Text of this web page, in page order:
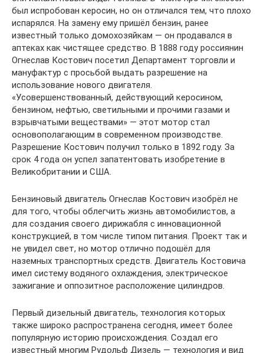
был испробован керосин, но он отличался тем, что плохо
испарялся. На замену ему пришёл бензин, ранее
известный только домохозяйкам — он продавался в
аптеках как чистящее средство. В 1888 году россиянин
Огнеслав Костович посетил Департамент торговли и
мануфактур с просьбой выдать разрешение на
использование нового двигателя.
«Усовершенствованный, действующий керосином,
бензином, нефтью, светильными и прочими газами и
взрывчатыми веществами» — этот мотор стал
основополагающим в современном производстве.
Разрешение Костович получил только в 1892 году. За
срок 4 года он успел запатентовать изобретение в
Великобритании и США.
Бензиновый двигатель Огнеслав Костович изобрёл не
для того, чтобы облегчить жизнь автомобилистов, а
для создания своего дирижабля с инновационной
конструкцией, в том числе типом питания. Проект так и
не увидел свет, но мотор отлично подошёл для
наземных транспортных средств. Двигатель Костовича
имел систему водяного охлаждения, электрическое
зажигание и оппозитное расположение цилиндров.
Первый дизельный двигатель, технология которых
также широко распространена сегодня, имеет более
популярную историю происхождения. Создал его
известный многим Рудольф Дизель — технология и вид